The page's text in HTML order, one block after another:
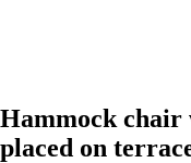
Hammock chair
placed on